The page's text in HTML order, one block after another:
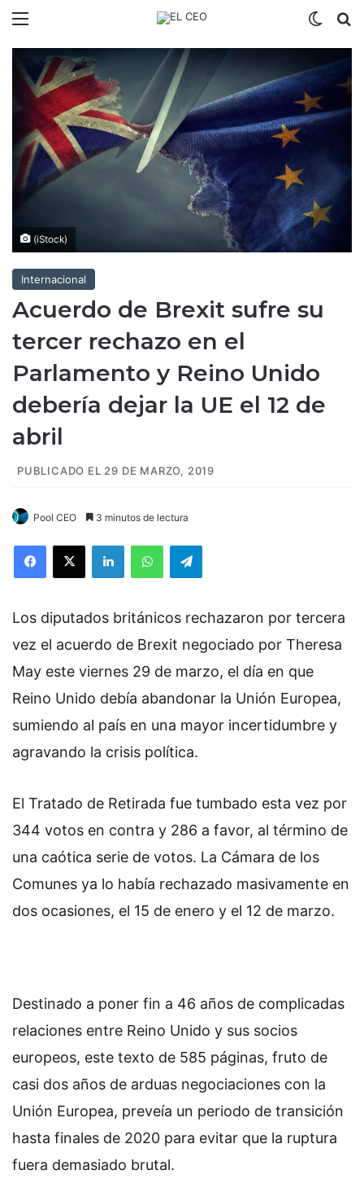
(iStock)
Internacional
Acuerdo de Brexit sufre su
tercer rechazo en el
Parlamento y Reino Unido
debería dejar la UE el 12 de
abril
PUBLICADO EL 29 DE MARZO, 2019
Pool CEO 3 minutos de lectura
Los diputados británicos rechazaron por tercera
vez el acuerdo de Brexit negociado por Theresa
May este viernes 29 de marzo, el día en que
Reino Unido debía abandonar la Unión Europea,
sumiendo al país en una mayor incertidumbre y
agravando la crisis política.
El Tratado de Retirada fue tumbado esta vez por
344 votos en contra y 286 a favor, al término de
una caótica serie de votos. La Cámara de los
Comunes ya lo había rechazado masivamente en
dos ocasiones, el 15 de enero y el 12 de marzo.
Destinado a poner fin a 46 años de complicadas
relaciones entre Reino Unido y sus socios
europeos, este texto de 585 páginas, fruto de
casi dos años de arduas negociaciones con la
Unión Europea, preveía un periodo de transición
hasta finales de 2020 para evitar que la ruptura
fuera demasiado brutal.